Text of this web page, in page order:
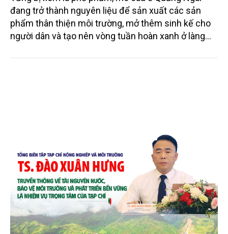
Mo cau xuất ngoại
Từng bị xem là phế phẩm, mo cau ở Quảng Ngãi
đang trở thành nguyên liệu để sản xuất các sản
phẩm thân thiện môi trường, mở thêm sinh kế cho
người dân và tạo nên vòng tuần hoàn xanh ở làng
quê. Trải qua chặng đường dài (từ 2020 đến nay),